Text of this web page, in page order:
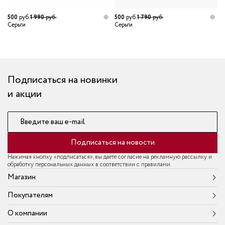
500руб.1 990руб.
Серьги
500руб.1 790руб.
Серьги
Подписаться на новинки
и акции
Введите ваш e-mail
Подписаться на новости
Нажимая кнопку «подписаться», вы даёте согласие на рекламную рассылку и
обработку персональных данных в соответствии с правилами.
Магазин
Покупателям
О компании